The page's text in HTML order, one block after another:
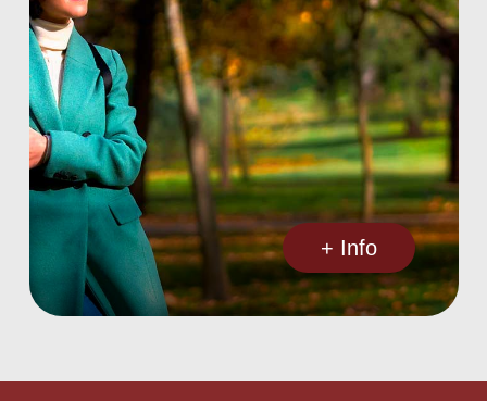
+ Info